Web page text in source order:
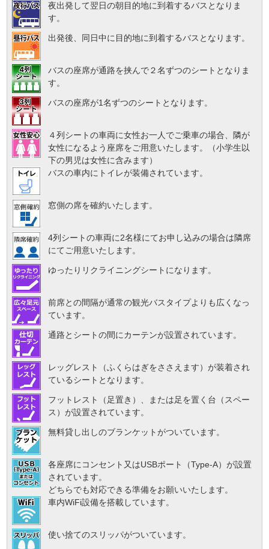
夜出発して翌日の朝目的地に到着するバスとなりま
す。
出発後、同日中に目的地に到着するバスとなります。
バスの座席が通路を挟んで２名ずつのシートとなりま
す。
バスの座席が1名ずつのシートとなります。
４列シートの車両に女性お一人でご乗車の場合、隣が
女性になるよう座席をご用意いたします。（小学生以
下の男児は女性に含みます）
バスの車内にトイレが装備されています。
窓側の席を確約いたします。
4列シートの車両に2名様にてお申し込みの場合は隣席
にてご用意いたします。
ゆったりリクライニングシートになります。
前席との間隔が通常の観光バスタイプよりも広くなっ
ています。
通路とシートの間にカーテンが設置されています。
レッグレスト（ふくらはぎをささえます）が装着され
ているシートとなります。
フットレスト（足置き）、または足を置く台（スペー
ス）が設置されています。
無料貸し出しのブランケットがついています。
各座席にコンセント又はUSBポート（Type-A）が設置
されています。
どちらでも対応できる準備をお願いいたします。
車内WiFi設備を搭載しています。
使い捨てのスリッパがついています。